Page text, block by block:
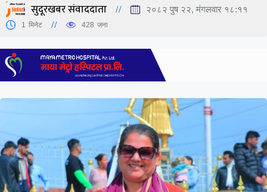
सुदूरखबर संवाददाता २०८२ पुष २२, मंगलवार १८:११
1 मिनेट 428 जना